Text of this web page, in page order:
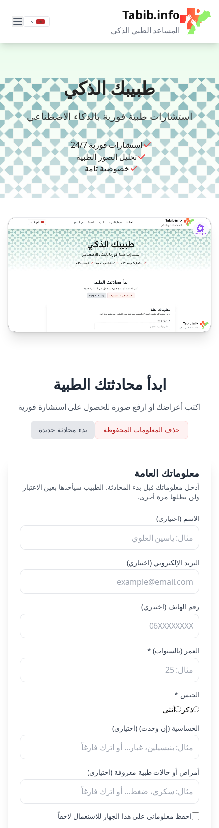
Tabib.info
المساعد الطبي الذكي
طبيبك الذكي
استشارات طبية فورية بالذكاء الاصطناعي
استشارات فورية 24/7
تحليل الصور الطبية
خصوصية تامة
ابدأ محادثتك الطبية
اكتب أعراضك أو ارفع صورة للحصول على استشارة فورية
حذف المعلومات المحفوظة بدء محادثة جديدة
معلوماتك العامة
أدخل معلوماتك قبل بدء المحادثة. الطبيب سيأخذها بعين الاعتبار
ولن يطلبها مرة أخرى.
الاسم (اختياري)
البريد الإلكتروني (اختياري)
رقم الهاتف (اختياري)
العمر (بالسنوات) *
الجنس *
ذكر أنثى
الحساسية (إن وجدت) (اختياري)
أمراض أو حالات طبية معروفة (اختياري)
احفظ معلوماتي على هذا الجهاز للاستعمال لاحقاً